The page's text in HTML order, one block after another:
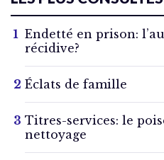
Endetté en prison:
récidive?
Éclats de famille
Titres-services: le
nettoyage